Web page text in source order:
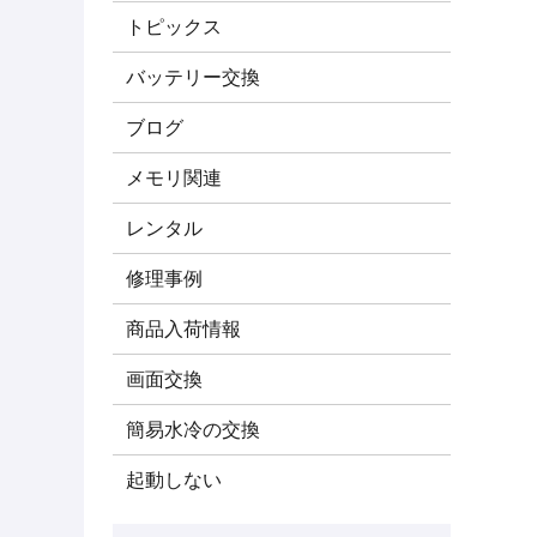
トピックス
バッテリー交換
ブログ
メモリ関連
レンタル
修理事例
商品入荷情報
画面交換
簡易水冷の交換
起動しない